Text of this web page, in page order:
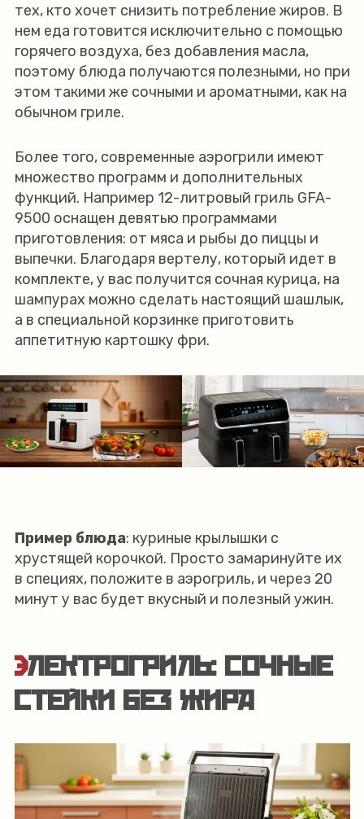
тех, кто хочет снизить потребление жиров. В
нем еда готовится исключительно с помощью
горячего воздуха, без добавления масла,
поэтому блюда получаются полезными, но при
этом такими же сочными и ароматными, как на
обычном гриле.
Более того, современные аэрогрили имеют
множество программ и дополнительных
функций. Например 12-литровый гриль GFA-
9500 оснащен девятью программами
приготовления: от мяса и рыбы до пиццы и
выпечки. Благодаря вертелу, который идет в
комплекте, у вас получится сочная курица, на
шампурах можно сделать настоящий шашлык,
а в специальной корзинке приготовить
аппетитную картошку фри.
Пример блюда: куриные крылышки с
хрустящей корочкой. Просто замаринуйте их
в специях, положите в аэрогриль, и через 20
минут у вас будет вкусный и полезный ужин.
ЭЛЕКТРОГРИЛЬ: СОЧНЫЕ
СТЕЙКИ БЕЗ ЖИРА